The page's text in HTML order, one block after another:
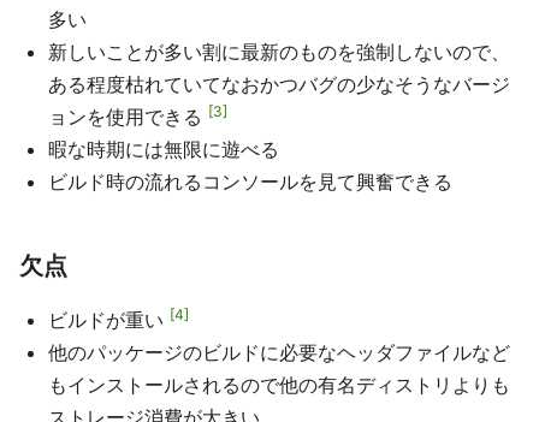
多い
新しいことが多い割に最新のものを強制しないので、
ある程度枯れていてなおかつバグの少なそうなバージ
ョンを使用できる
3
暇な時期には無限に遊べる
ビルド時の流れるコンソールを見て興奮できる
欠点
ビルドが重い 4
他のパッケージのビルドに必要なヘッダファイルなど
もインストールされるので他の有名ディストリよりも
ストレージ消費が大きい